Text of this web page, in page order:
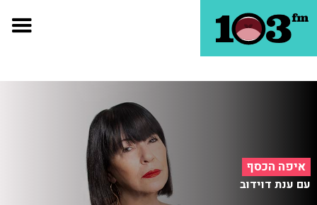
איפה הכסף
עם ענת דוידוב